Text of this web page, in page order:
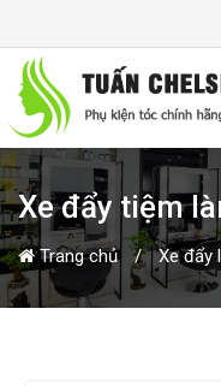
Xe đẩy tiệm
Trang chủ Xe đẩy